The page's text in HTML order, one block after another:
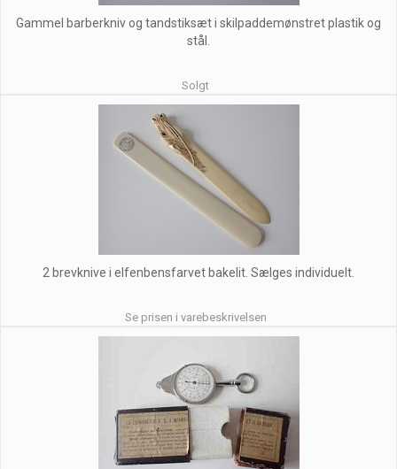
Gammel barberkniv og tandstiksæt i skilpaddemønstret plastik og
stål.
Solgt
2 brevknive i elfenbensfarvet bakelit. Sælges individuelt.
Se prisen i varebeskrivelsen